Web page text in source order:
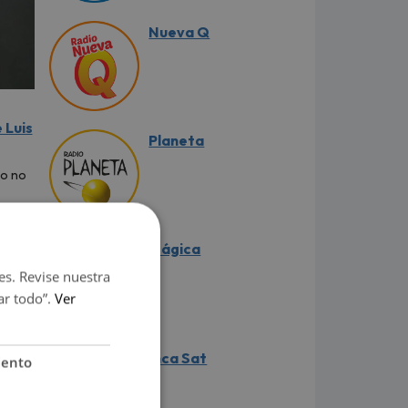
Luis
no
Nueva Q
Planeta
Mágica
Inca Sat
Revise nuestra
todo”. Ver